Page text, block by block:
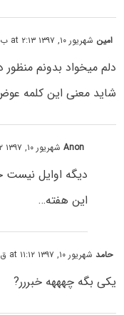
امین شهریور ۱۰, ۱۳۹۷ at ۲:۱۳ ب٫ظ
دلم میخواد بدونم منظور
شاید معنی این کلمه
Anonشهریور ۱۰, ۱۳۹۷ at ۳:۰۲ ب٫ظ
دیگه اوایل نیست
این هفته…
حامدشهریور ۱۰, ۱۳۹۷ at ۱۱:۱۲ ق٫ظ
یکی بگه چهههه خبررر?